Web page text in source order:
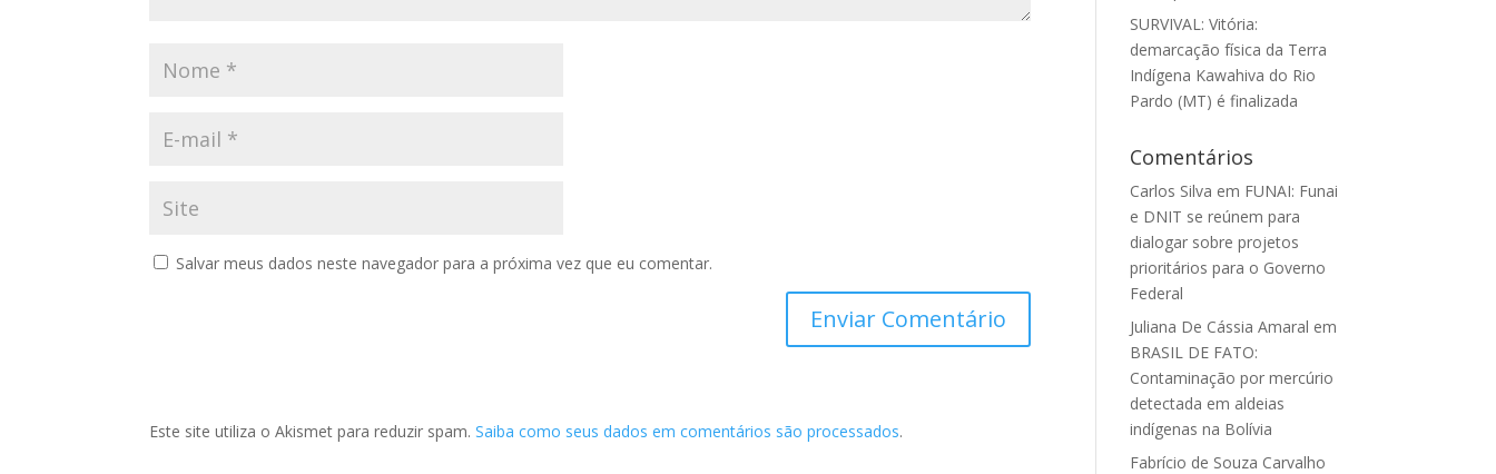
Salvar meus dados neste navegador para a próxima vez que eu comentar.
Este site utiliza o Akismet para reduzir spam.Saiba como seus dados em comentários são processados.
SURVIVAL: Vitória:
demarcação física da Terra
Indígena Kawahiva do Rio
Pardo (MT) é finalizada
Comentários
Carlos Silva em FUNAI: Funai
e DNIT se reúnem para
dialogar sobre projetos
prioritários para o Governo
Federal
Juliana De Cássia Amaral em
BRASIL DE FATO:
Contaminação por mercúrio
detectada em aldeias
indígenas na Bolívia
Fabrício de Souza Carvalho